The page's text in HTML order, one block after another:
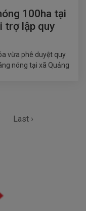
100ha tại
trợ lập quy
vừa phê duyệt quy
nóng tại xã Quảng
Last ›